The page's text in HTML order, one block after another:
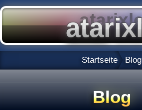
Startseite Blog
Blog